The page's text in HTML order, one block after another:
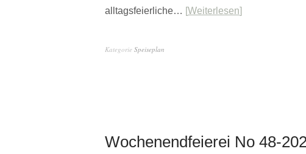
alltagsfeierliche… Weiterlesen
Kategorie Speiseplan
Wochenendfeierei No 48-